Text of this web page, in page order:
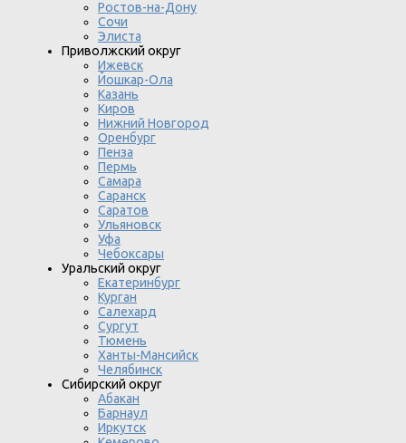
Ростов-на-Дону
Сочи
Элиста
Приволжский округ
Ижевск
Йошкар-Ола
Казань
Киров
Нижний Новгород
Оренбург
Пенза
Пермь
Самара
Саранск
Саратов
Ульяновск
Уфа
Чебоксары
Уральский округ
Екатеринбург
Курган
Салехард
Сургут
Тюмень
Ханты-Мансийск
Челябинск
Сибирский округ
Абакан
Барнаул
Иркутск